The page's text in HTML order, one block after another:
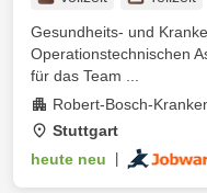
Gesundheits- und
Operationstechnischen
für das Team ...
Robert-Bosch-
Stuttgart
heute neu